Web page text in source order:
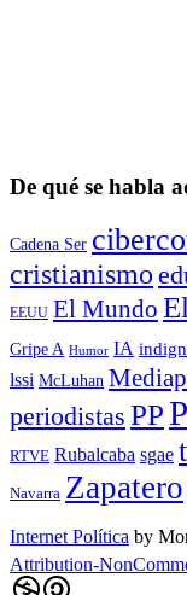
De qué se habla
Cadena Ser
cristianismo
EEUU El Mundo
Gripe A Humor IA
lssi McLuhan
periodistas PP
RTVE Rubalcaba sgae
Navarra Zapatero
Internet Política by
Attribution-